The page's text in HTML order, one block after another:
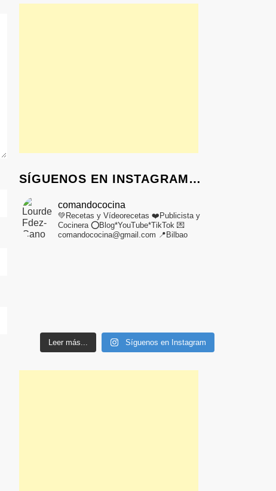
SÍGUENOS EN INSTAGRAM…
comandococina
💚Recetas y Vídeorecetas ❤️Publicista y
Cocinera⭕Blog*YouTube*TikTok💌
comandococina@gmail.com 📍Bilbao
Leer más... Síguenos en Instagram